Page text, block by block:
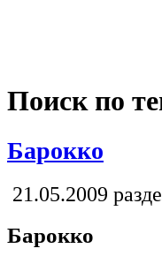
Поиск по
Барокко
21.05.2009
Барокко